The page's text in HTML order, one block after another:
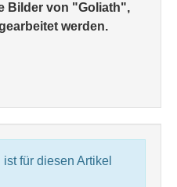
Bilder von "Goliath",
werden.
für diesen Artikel